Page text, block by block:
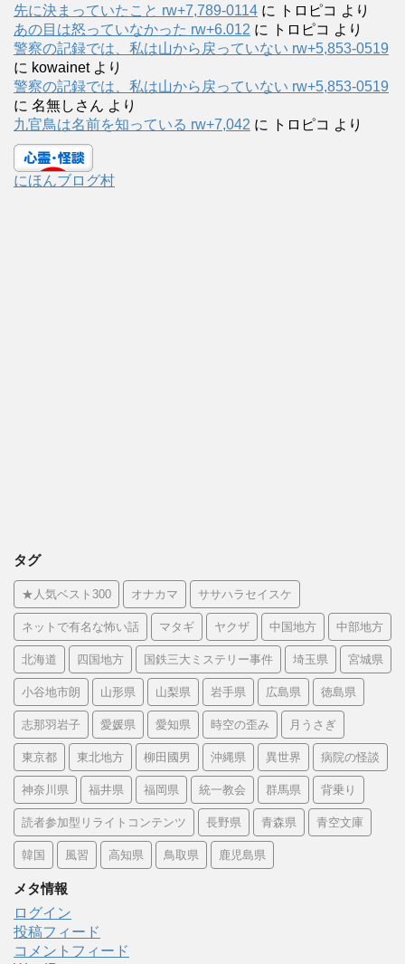
先に決まっていたこと rw+7,789-0114 に トロピコ より
あの目は怒っていなかった rw+6.012 に トロピコ より
警察の記録では、私は山から戻っていない rw+5,853-0519
に kowainetより
警察の記録では、私は山から戻っていない rw+5,853-0519
に 名無しさん より
九官鳥は名前を知っている rw+7,042 に トロピコ より
にほんブログ村
タグ
★人気ベスト300 オナカマ ササハラセイスケ
ネットで有名な怖い話 マタギ ヤクザ 中国地方 中部地方
北海道 四国地方 国鉄三大ミステリー事件 埼玉県 宮城県
小谷地市朗 山形県 山梨県 岩手県 広島県 徳島県
志那羽岩子 愛媛県 愛知県 時空の歪み 月うさぎ
東京都 東北地方 柳田國男 沖縄県 異世界 病院の怪談
神奈川県 福井県 福岡県 統一教会 群馬県 背乗り
読者参加型リライトコンテンツ 長野県 青森県 青空文庫
韓国 風習 高知県 鳥取県 鹿児島県
メタ情報
ログイン
投稿フィード
コメントフィード